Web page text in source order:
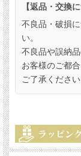
【返品・交換
不良品・破損
い。
不良品や誤納品
お客様のご都
ご了承ください